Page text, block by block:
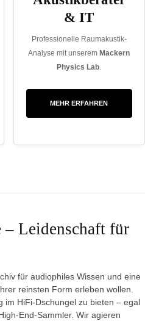
& IT
Professionelle Raumakustik-
Analyse mit unserem Mackern
Physics Lab.
MEHR ERFAHREN
– Leidenschaft für
für audiophiles Wissen und eine
reinsten Form erleben wollen.
im HiFi-Dschungel zu bieten – egal
End-Sammler. Wir agieren